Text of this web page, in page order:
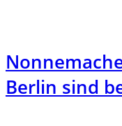
Berlin sind